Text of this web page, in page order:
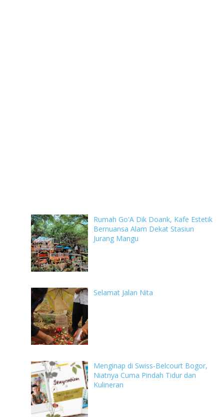
Rumah Go'A Dik Doank, Kafe Estetik
Bernuansa Alam Dekat Stasiun
Jurang Mangu
Selamat Jalan Nita
Menginap di Swiss-Belcourt Bogor,
Niatnya Cuma Pindah Tidur dan
Kulineran